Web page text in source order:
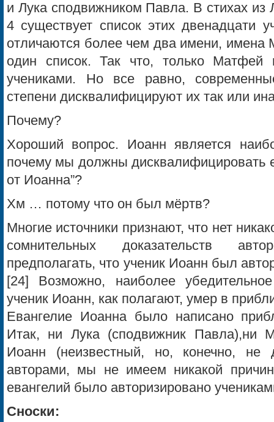
и Лука сподвижником Павла. В стихах
4 существует список этих двенадцати
отличаются более чем два имени, имена
один список. Так что, только
учениками. Но все равно,
степени дисквалифицируют их так или
Почему?
Хороший вопрос. Иоанн является
почему мы должны дисквалифицировать
от Иоанна”?
Хм … потому что он был мёртв?
Многие источники признают, что нет
сомнительных доказательств
предполагать, что ученик Иоанн был
[24] Возможно, наиболее
ученик Иоанн, как полагают, умер в
Евангелие Иоанна было написано
Итак, ни Лука (сподвижник Павла),ни
Иоанн (неизвестный, но, конечно,
авторами, мы не имеем никакой
евангелий было авторизировано
Сноски: